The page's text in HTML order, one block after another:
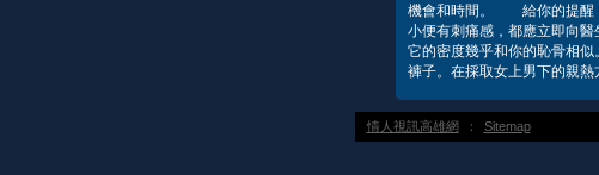
機會和時間。 給你的提醒：
小便有刺痛感，都應立即向
它的密度幾乎和你的恥骨相
褲子。在採取女上男下的親
情人視訊高雄網 ： Sitemap